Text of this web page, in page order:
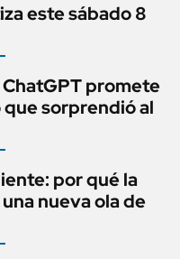
este sábado 8
promete
sorprendió al
por qué la
nueva ola de